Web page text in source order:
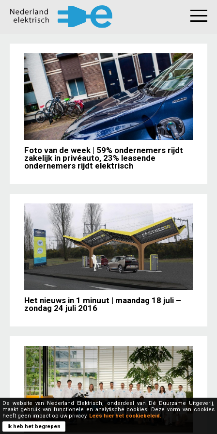
Foto van de week | 59% ondernemers rijdt
zakelijk in privéauto, 23% leasende
ondernemers rijdt elektrisch
Het nieuws in 1 minuut | maandag 18 juli –
zondag 24 juli 2016
De website van Nederland Elektrisch, onderdeel van Dé Duurzame Uitgeverij,
maakt gebruik van functionele en analytische cookies. Deze vorm van cookies
heeft geen impact op uw privacy. Lees hier het cookiebeleid.
Ik heb het begrepen